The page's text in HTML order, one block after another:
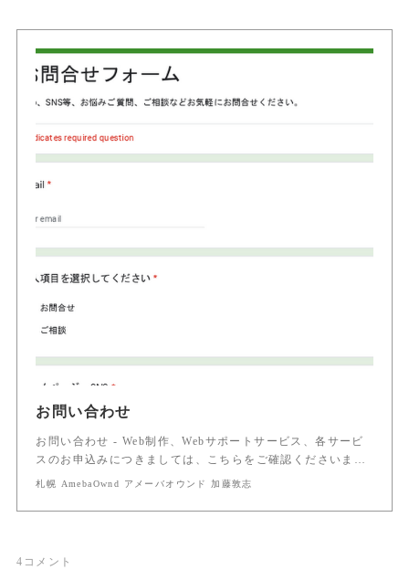
お問い合わせ
お問い合わせ - Web制作、Webサポートサービス、各サービ
スのお申込みにつきましては、こちらをご確認くださいま…
札幌 AmebaOwnd アメーバオウンド 加藤敦志
4 コメント